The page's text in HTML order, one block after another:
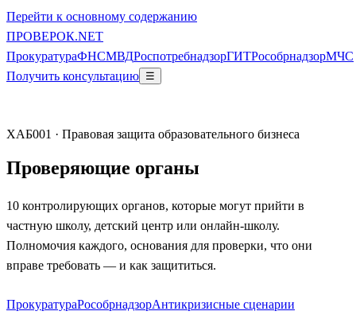
Перейти к основному содержанию
ПРОВЕРОК.NET
ПрокуратураФНСМВДРоспотребнадзорГИТРособрнадзорМЧС
Получить консультацию ☰
ХАБ001 · Правовая защита образовательного бизнеса
Проверяющие органы
10 контролирующих органов, которые могут прийти в
частную школу, детский центр или онлайн-школу.
Полномочия каждого, основания для проверки, что они
вправе требовать — и как защититься.
ПрокуратураРособрнадзорАнтикризисные сценарии